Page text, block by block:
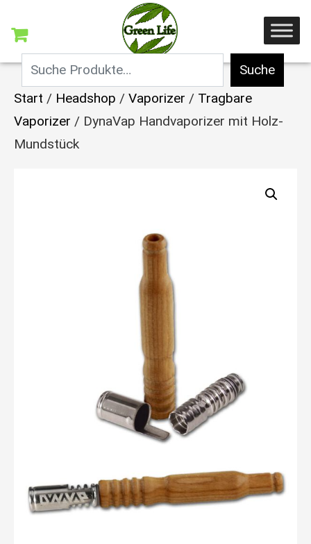
Suche
Start / Headshop / Vaporizer / Tragbare
Vaporizer / DynaVap Handvaporizer mit Holz-
Mundstück